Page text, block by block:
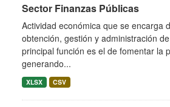
Sector Finanzas Públicas
Actividad económica que se encarga
obtención, gestión y administración
principal función es el de fomentar la
generando...
XLSX CSV